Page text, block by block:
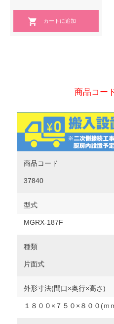
商品コー
商品コード
37840
型式
MGRX-187F
種類
片面式
外形寸法(間口×奥行×高さ)
１８００×７５０×８００(ｍ